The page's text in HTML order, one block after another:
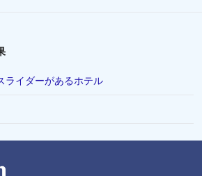
ライダーがあるホテル